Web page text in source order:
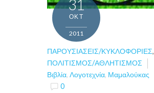
31
ΟΚΤ
2011
ΠΑΡΟΥΣΙΆΣΕΙΣ/ΚΥΚΛΟΦΟΡΊΕΣ,
ΠΟΛΙΤΙΣΜΌΣ/ΑΘΛΗΤΙΣΜΌΣ
Βιβλία, Λογοτεχνία, Μαμαλούκας
0